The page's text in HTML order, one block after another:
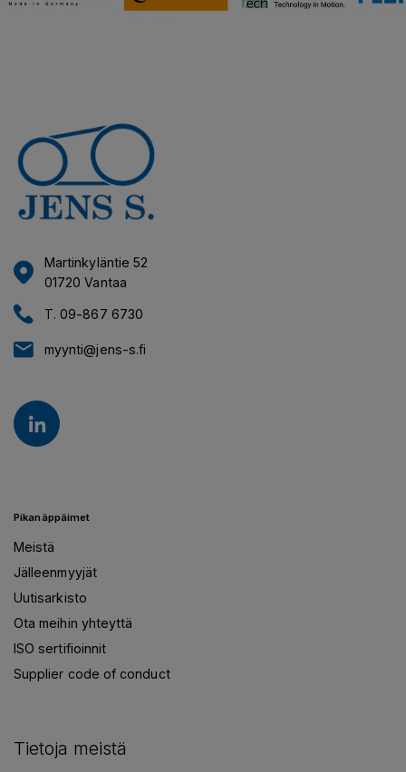
Martinkyläntie 52
01720 Vantaa
T. 09-867 6730
myynti@jens-s.fi
Pikanäppäimet
Meistä
Jälleenmyyjät
Uutisarkisto
Ota meihin yhteyttä
ISO sertifioinnit
Supplier code of conduct
Tietoja meistä